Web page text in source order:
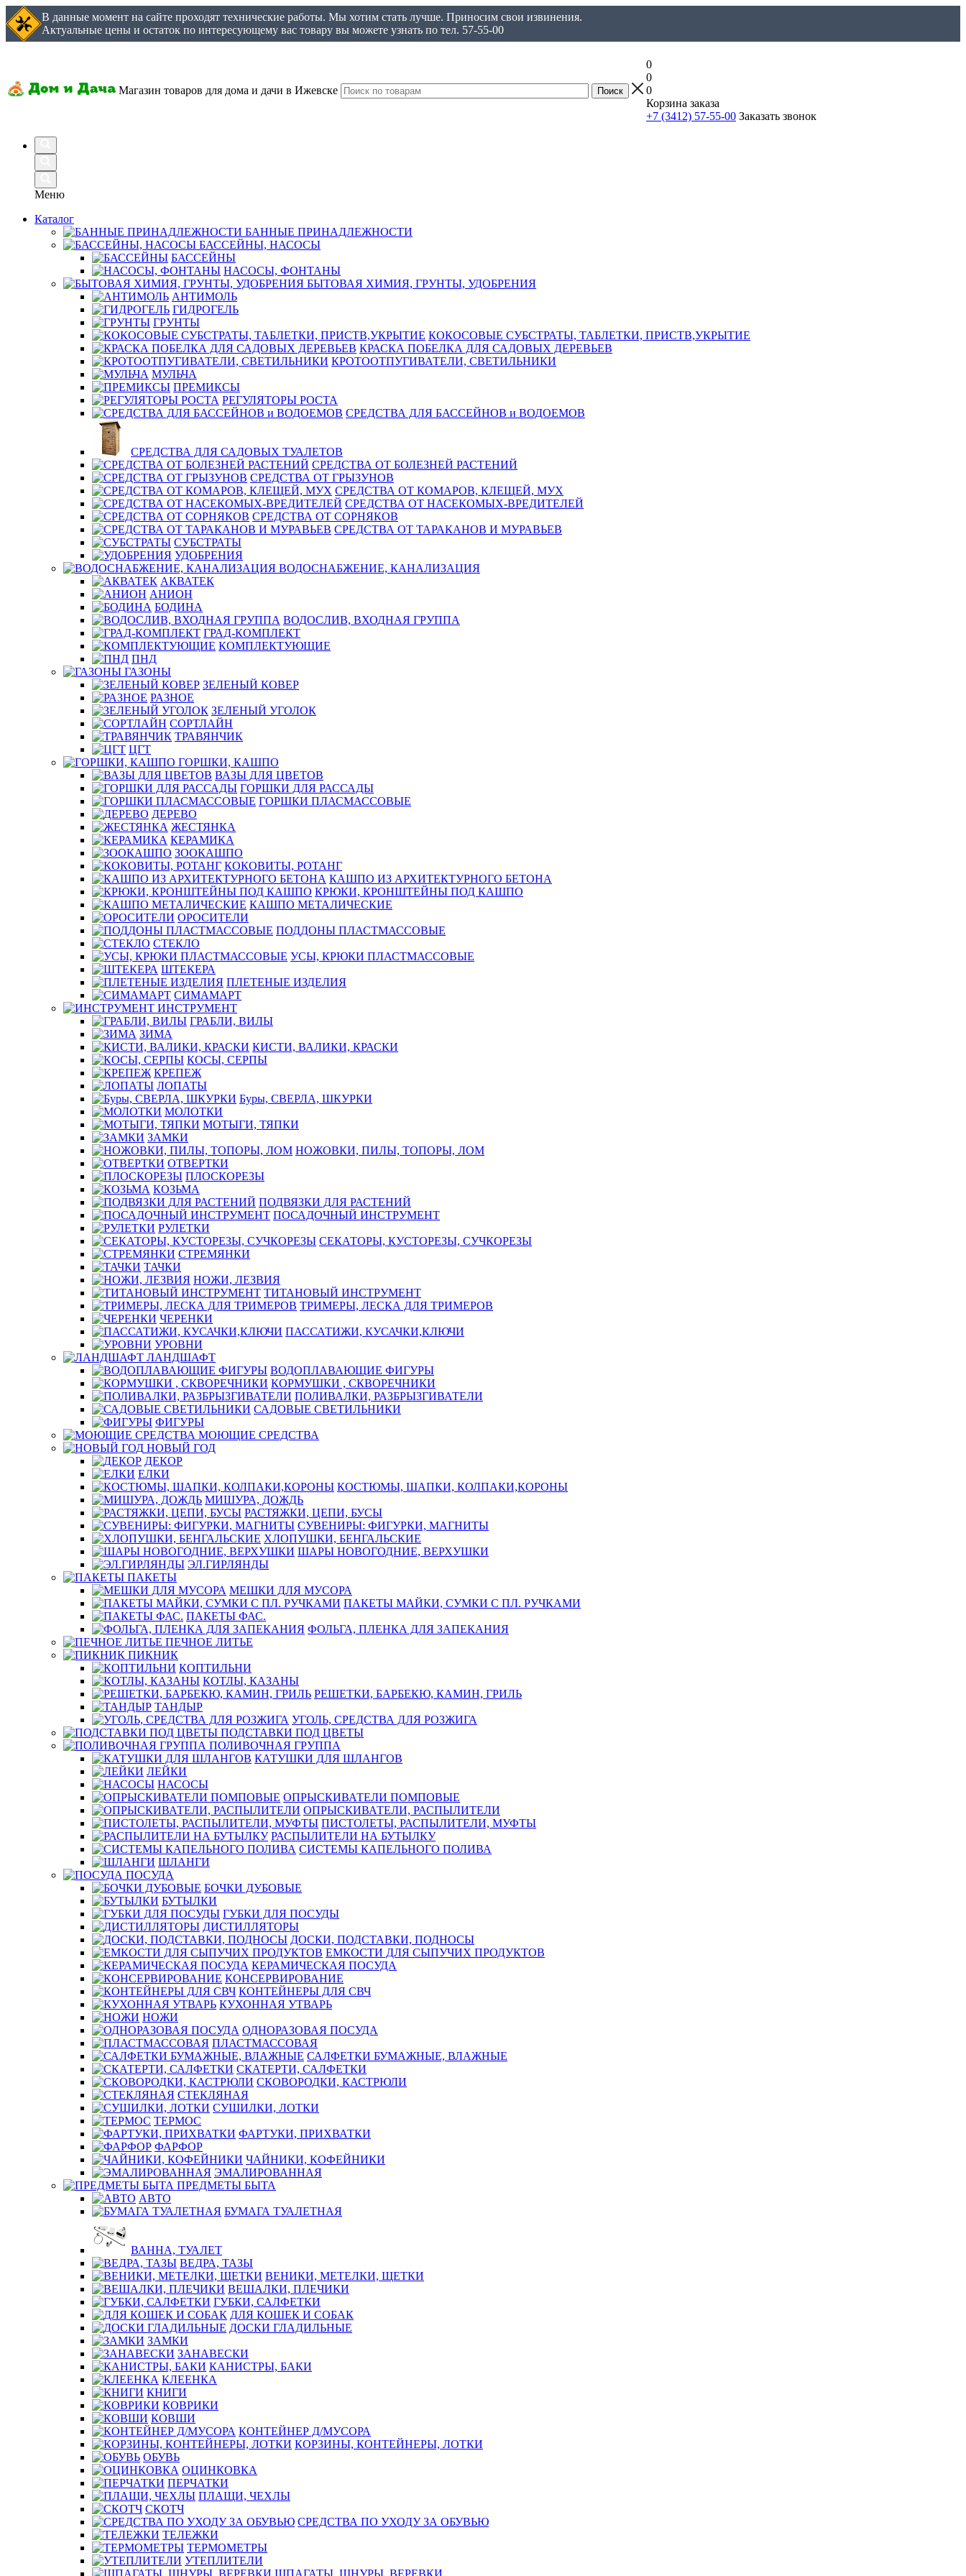
В данные момент на сайте проходят технические работы. Мы хотим стать лучше. Приносим свои извинения.
Актуальные цены и остаток по интересующему вас товару вы можете узнать по тел. 57-55-00
Магазин товаров для дома и дачи в Ижевске
0
0
0
Корзина заказа
+7 (3412) 57-55-00 Заказать звонок
Меню
Каталог
БАННЫЕ ПРИНАДЛЕЖНОСТИ
БАССЕЙНЫ, НАСОСЫ
БАССЕЙНЫ
НАСОСЫ, ФОНТАНЫ
БЫТОВАЯ ХИМИЯ, ГРУНТЫ, УДОБРЕНИЯ
АНТИМОЛЬ
ГИДРОГЕЛЬ
ГРУНТЫ
КОКОСОВЫЕ СУБСТРАТЫ, ТАБЛЕТКИ, ПРИСТВ,УКРЫТИЕ
КРАСКА ПОБЕЛКА ДЛЯ САДОВЫХ ДЕРЕВЬЕВ
КРОТООТПУГИВАТЕЛИ, СВЕТИЛЬНИКИ
МУЛЬЧА
ПРЕМИКСЫ
РЕГУЛЯТОРЫ РОСТА
СРЕДСТВА ДЛЯ БАССЕЙНОВ и ВОДОЕМОВ
СРЕДСТВА ДЛЯ САДОВЫХ ТУАЛЕТОВ
СРЕДСТВА ОТ БОЛЕЗНЕЙ РАСТЕНИЙ
СРЕДСТВА ОТ ГРЫЗУНОВ
СРЕДСТВА ОТ КОМАРОВ, КЛЕЩЕЙ, МУХ
СРЕДСТВА ОТ НАСЕКОМЫХ-ВРЕДИТЕЛЕЙ
СРЕДСТВА ОТ СОРНЯКОВ
СРЕДСТВА ОТ ТАРАКАНОВ И МУРАВЬЕВ
СУБСТРАТЫ
УДОБРЕНИЯ
ВОДОСНАБЖЕНИЕ, КАНАЛИЗАЦИЯ
АКВАТЕК
АНИОН
БОДИНА
ВОДОСЛИВ, ВХОДНАЯ ГРУППА
ГРАД-КОМПЛЕКТ
КОМПЛЕКТУЮЩИЕ
ПНД
ГАЗОНЫ
ЗЕЛЕНЫЙ КОВЕР
РАЗНОЕ
ЗЕЛЕНЫЙ УГОЛОК
СОРТЛАЙН
ТРАВЯНЧИК
ЦГТ
ГОРШКИ, КАШПО
ВАЗЫ ДЛЯ ЦВЕТОВ
ГОРШКИ ДЛЯ РАССАДЫ
ГОРШКИ ПЛАСМАССОВЫЕ
ДЕРЕВО
ЖЕСТЯНКА
КЕРАМИКА
ЗООКАШПО
КОКОВИТЫ, РОТАНГ
КАШПО ИЗ АРХИТЕКТУРНОГО БЕТОНА
КРЮКИ, КРОНШТЕЙНЫ ПОД КАШПО
КАШПО МЕТАЛИЧЕСКИЕ
ОРОСИТЕЛИ
ПОДДОНЫ ПЛАСТМАССОВЫЕ
СТЕКЛО
УСЫ, КРЮКИ ПЛАСТМАССОВЫЕ
ШТЕКЕРА
ПЛЕТЕНЫЕ ИЗДЕЛИЯ
СИМАМАРТ
ИНСТРУМЕНТ
ГРАБЛИ, ВИЛЫ
ЗИМА
КИСТИ, ВАЛИКИ, КРАСКИ
КОСЫ, СЕРПЫ
КРЕПЕЖ
ЛОПАТЫ
Буры, СВЕРЛА, ШКУРКИ
МОЛОТКИ
МОТЫГИ, ТЯПКИ
ЗАМКИ
НОЖОВКИ, ПИЛЫ, ТОПОРЫ, ЛОМ
ОТВЕРТКИ
ПЛОСКОРЕЗЫ
КОЗЬМА
ПОДВЯЗКИ ДЛЯ РАСТЕНИЙ
ПОСАДОЧНЫЙ ИНСТРУМЕНТ
РУЛЕТКИ
СЕКАТОРЫ, КУСТОРЕЗЫ, СУЧКОРЕЗЫ
СТРЕМЯНКИ
ТАЧКИ
НОЖИ, ЛЕЗВИЯ
ТИТАНОВЫЙ ИНСТРУМЕНТ
ТРИМЕРЫ, ЛЕСКА ДЛЯ ТРИМЕРОВ
ЧЕРЕНКИ
ПАССАТИЖИ, КУСАЧКИ,КЛЮЧИ
УРОВНИ
ЛАНДШАФТ
ВОДОПЛАВАЮЩИЕ ФИГУРЫ
КОРМУШКИ , СКВОРЕЧНИКИ
ПОЛИВАЛКИ, РАЗБРЫЗГИВАТЕЛИ
САДОВЫЕ СВЕТИЛЬНИКИ
ФИГУРЫ
МОЮЩИЕ СРЕДСТВА
НОВЫЙ ГОД
ДЕКОР
ЕЛКИ
КОСТЮМЫ, ШАПКИ, КОЛПАКИ,КОРОНЫ
МИШУРА, ДОЖДЬ
РАСТЯЖКИ, ЦЕПИ, БУСЫ
СУВЕНИРЫ: ФИГУРКИ, МАГНИТЫ
ХЛОПУШКИ, БЕНГАЛЬСКИЕ
ШАРЫ НОВОГОДНИЕ, ВЕРХУШКИ
ЭЛ.ГИРЛЯНДЫ
ПАКЕТЫ
МЕШКИ ДЛЯ МУСОРА
ПАКЕТЫ МАЙКИ, СУМКИ С ПЛ. РУЧКАМИ
ПАКЕТЫ ФАС.
ФОЛЬГА, ПЛЕНКА ДЛЯ ЗАПЕКАНИЯ
ПЕЧНОЕ ЛИТЬЕ
ПИКНИК
КОПТИЛЬНИ
КОТЛЫ, КАЗАНЫ
РЕШЕТКИ, БАРБЕКЮ, КАМИН, ГРИЛЬ
ТАНДЫР
УГОЛЬ, СРЕДСТВА ДЛЯ РОЗЖИГА
ПОДСТАВКИ ПОД ЦВЕТЫ
ПОЛИВОЧНАЯ ГРУППА
КАТУШКИ ДЛЯ ШЛАНГОВ
ЛЕЙКИ
НАСОСЫ
ОПРЫСКИВАТЕЛИ ПОМПОВЫЕ
ОПРЫСКИВАТЕЛИ, РАСПЫЛИТЕЛИ
ПИСТОЛЕТЫ, РАСПЫЛИТЕЛИ, МУФТЫ
РАСПЫЛИТЕЛИ НА БУТЫЛКУ
СИСТЕМЫ КАПЕЛЬНОГО ПОЛИВА
ШЛАНГИ
ПОСУДА
БОЧКИ ДУБОВЫЕ
БУТЫЛКИ
ГУБКИ ДЛЯ ПОСУДЫ
ДИСТИЛЛЯТОРЫ
ДОСКИ, ПОДСТАВКИ, ПОДНОСЫ
ЕМКОСТИ ДЛЯ СЫПУЧИХ ПРОДУКТОВ
КЕРАМИЧЕСКАЯ ПОСУДА
КОНСЕРВИРОВАНИЕ
КОНТЕЙНЕРЫ ДЛЯ СВЧ
КУХОННАЯ УТВАРЬ
НОЖИ
ОДНОРАЗОВАЯ ПОСУДА
ПЛАСТМАССОВАЯ
САЛФЕТКИ БУМАЖНЫЕ, ВЛАЖНЫЕ
СКАТЕРТИ, САЛФЕТКИ
СКОВОРОДКИ, КАСТРЮЛИ
СТЕКЛЯНАЯ
СУШИЛКИ, ЛОТКИ
ТЕРМОС
ФАРТУКИ, ПРИХВАТКИ
ФАРФОР
ЧАЙНИКИ, КОФЕЙНИКИ
ЭМАЛИРОВАННАЯ
ПРЕДМЕТЫ БЫТА
АВТО
БУМАГА ТУАЛЕТНАЯ
ВАННА, ТУАЛЕТ
ВЕДРА, ТАЗЫ
ВЕНИКИ, МЕТЕЛКИ, ЩЕТКИ
ВЕШАЛКИ, ПЛЕЧИКИ
ГУБКИ, САЛФЕТКИ
ДЛЯ КОШЕК И СОБАК
ДОСКИ ГЛАДИЛЬНЫЕ
ЗАМКИ
ЗАНАВЕСКИ
КАНИСТРЫ, БАКИ
КЛЕЕНКА
КНИГИ
КОВРИКИ
КОВШИ
КОНТЕЙНЕР Д/МУСОРА
КОРЗИНЫ, КОНТЕЙНЕРЫ, ЛОТКИ
ОБУВЬ
ОЦИНКОВКА
ПЕРЧАТКИ
ПЛАЩИ, ЧЕХЛЫ
СКОТЧ
СРЕДСТВА ПО УХОДУ ЗА ОБУВЬЮ
ТЕЛЕЖКИ
ТЕРМОМЕТРЫ
УТЕПЛИТЕЛИ
ШПАГАТЫ, ШНУРЫ, ВЕРЕВКИ